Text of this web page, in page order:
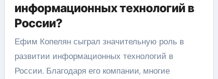
информационных технологий в
России?
Ефим Копелян сыграл значительную роль в
развитии информационных технологий в
России. Благодаря его компании, многие